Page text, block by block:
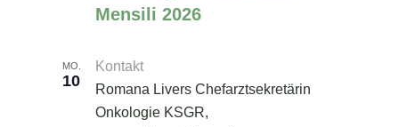
Mensili 2026
MO.
10
Kontakt
Romana Livers Chefarztsekretärin
Onkologie KSGR,